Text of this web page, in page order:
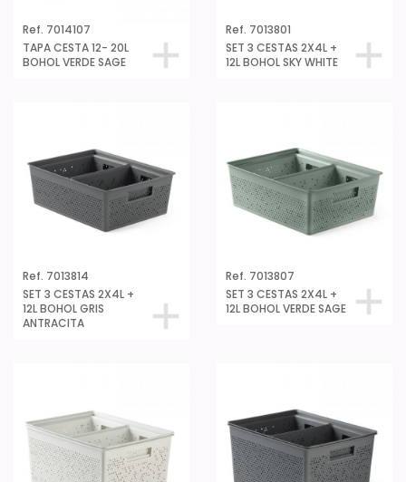
Ref. 7014107
TAPA CESTA 12- 20L
BOHOL VERDE SAGE
Ref. 7013801
SET 3 CESTAS 2X4L +
12L BOHOL SKY WHITE
Ref. 7013814
SET 3 CESTAS 2X4L +
12L BOHOL GRIS
ANTRACITA
Ref. 7013807
SET 3 CESTAS 2X4L +
12L BOHOL VERDE SAGE